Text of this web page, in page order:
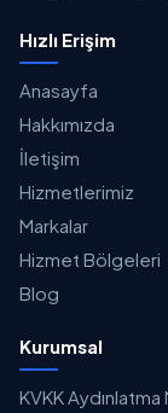
Hızlı Erişim
Anasayfa
Hakkımızda
İletişim
Hizmetlerimiz
Markalar
Hizmet Bölgeleri
Blog
Kurumsal
KVKK Aydınlatma